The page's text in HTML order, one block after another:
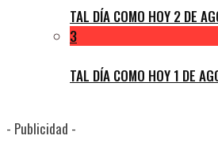
TAL DÍA COMO HOY 2 DE
3
TAL DÍA COMO HOY 1 DE
- Publicidad -